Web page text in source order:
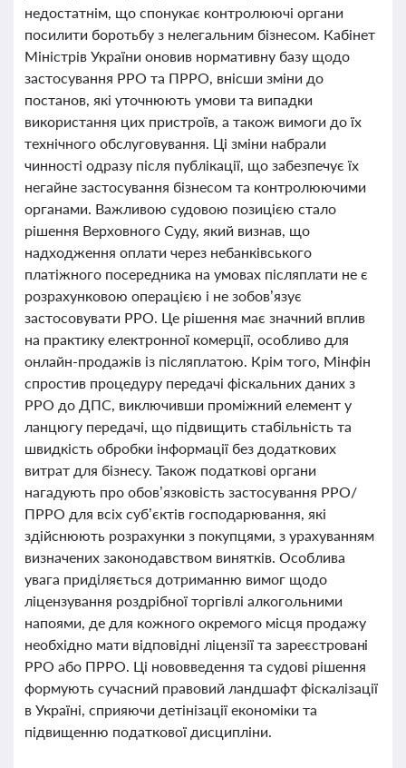
недостатнім, що спонукає контролюючі органи
посилити боротьбу з нелегальним бізнесом. Кабінет
Міністрів України оновив нормативну базу щодо
застосування РРО та ПРРО, внісши зміни до
постанов, які уточнюють умови та випадки
використання цих пристроїв, а також вимоги до їх
технічного обслуговування. Ці зміни набрали
чинності одразу після публікації, що забезпечує їх
негайне застосування бізнесом та контролюючими
органами. Важливою судовою позицією стало
рішення Верховного Суду, який визнав, що
надходження оплати через небанківського
платіжного посередника на умовах післяплати не є
розрахунковою операцією і не зобов’язує
застосовувати РРО. Це рішення має значний вплив
на практику електронної комерції, особливо для
онлайн-продажів із післяплатою. Крім того, Мінфін
спростив процедуру передачі фіскальних даних з
РРО до ДПС, виключивши проміжний елемент у
ланцюгу передачі, що підвищить стабільність та
швидкість обробки інформації без додаткових
витрат для бізнесу. Також податкові органи
нагадують про обов’язковість застосування РРО/
ПРРО для всіх суб’єктів господарювання, які
здійснюють розрахунки з покупцями, з урахуванням
визначених законодавством винятків. Особлива
увага приділяється дотриманню вимог щодо
ліцензування роздрібної торгівлі алкогольними
напоями, де для кожного окремого місця продажу
необхідно мати відповідні ліцензії та зареєстровані
РРО або ПРРО. Ці нововведення та судові рішення
формують сучасний правовий ландшафт фіскалізації
в Україні, сприяючи детінізації економіки та
підвищенню податкової дисципліни.